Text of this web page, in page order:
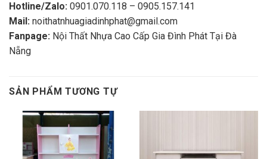
Hotline/Zalo: 0901.070.118 – 0905.157.141
Mail: noithatnhuagiadinhphat@gmail.com
Fanpage: Nội Thất Nhựa Cao Cấp Gia Đình Phát Tại Đà
Nẵng
SẢN PHẨM TƯƠNG TỰ